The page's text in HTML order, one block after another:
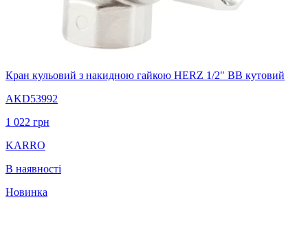
Кран кульовий з накидною гайкою HERZ 1/2" ВВ кутовий
AKD53992
1 022 грн
KARRO
В наявності
Новинка